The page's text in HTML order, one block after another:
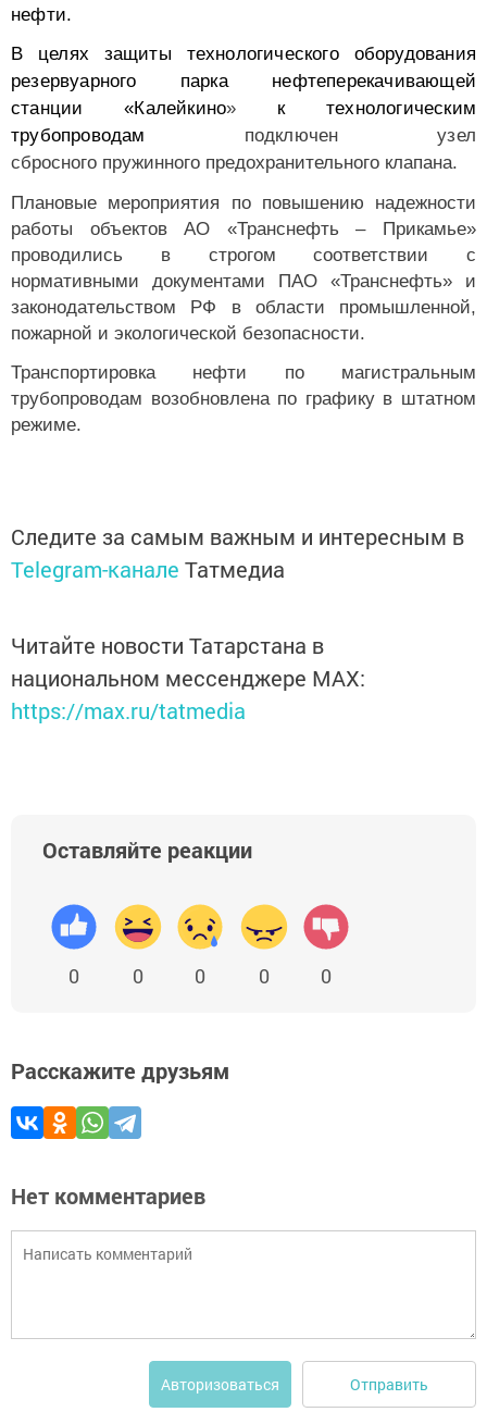
нефти.
В целях защиты технологического оборудования
резервуарного парка нефтеперекачивающей
станции «Калейкино» к технологическим
трубопроводам подключен узел
сбросного пружинного предохранительного клапана.
Плановые мероприятия по повышению надежности
работы объектов АО «Транснефть – Прикамье»
проводились в строгом соответствии с
нормативными документами ПАО «Транснефть» и
законодательством РФ в области промышленной,
пожарной и экологической безопасности.
Транспортировка нефти по магистральным
трубопроводам возобновлена по графику в штатном
режиме.
Следите за самым важным и интересным в
Telegram-канале Татмедиа
Читайте новости Татарстана в
национальном мессенджере MАХ:
https://max.ru/tatmedia
Оставляйте реакции
0 0 0 0 0
Расскажите друзьям
Нет комментариев
Авторизоваться Отправить